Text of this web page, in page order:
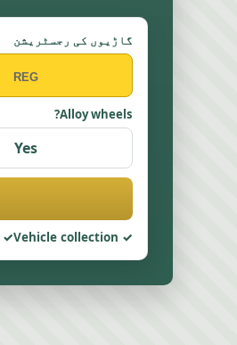
گاڑیوں کی رجسٹریشن
Alloy wheels?
Yes
Vehicle collection